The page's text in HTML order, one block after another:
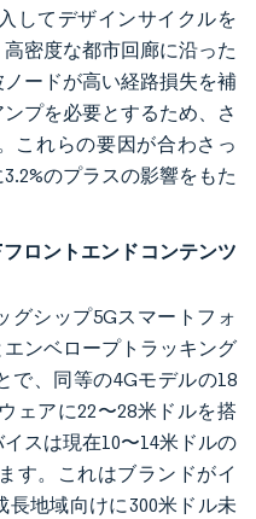
してデザインサイクルを
密度な都市回廊に沿った
ードが高い経路損失を補
プを必要とするため、さ
これらの要因が合わさっ
のプラスの影響をもた
ロントエンドコンテンツ
グシップ5Gスマートフォ
ンベロープトラッキング
で、同等の4Gモデルの18
ェアに22〜28米ドルを搭
スは現在10〜14米ドルの
す。これはブランドがイ
地域向けに300米ドル未